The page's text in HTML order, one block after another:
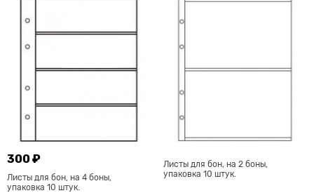
300 ₽
Листы для бон, на 4 боны,
упаковка 10 штук.
Листы для бон, на 2 боны,
упаковка 10 штук.